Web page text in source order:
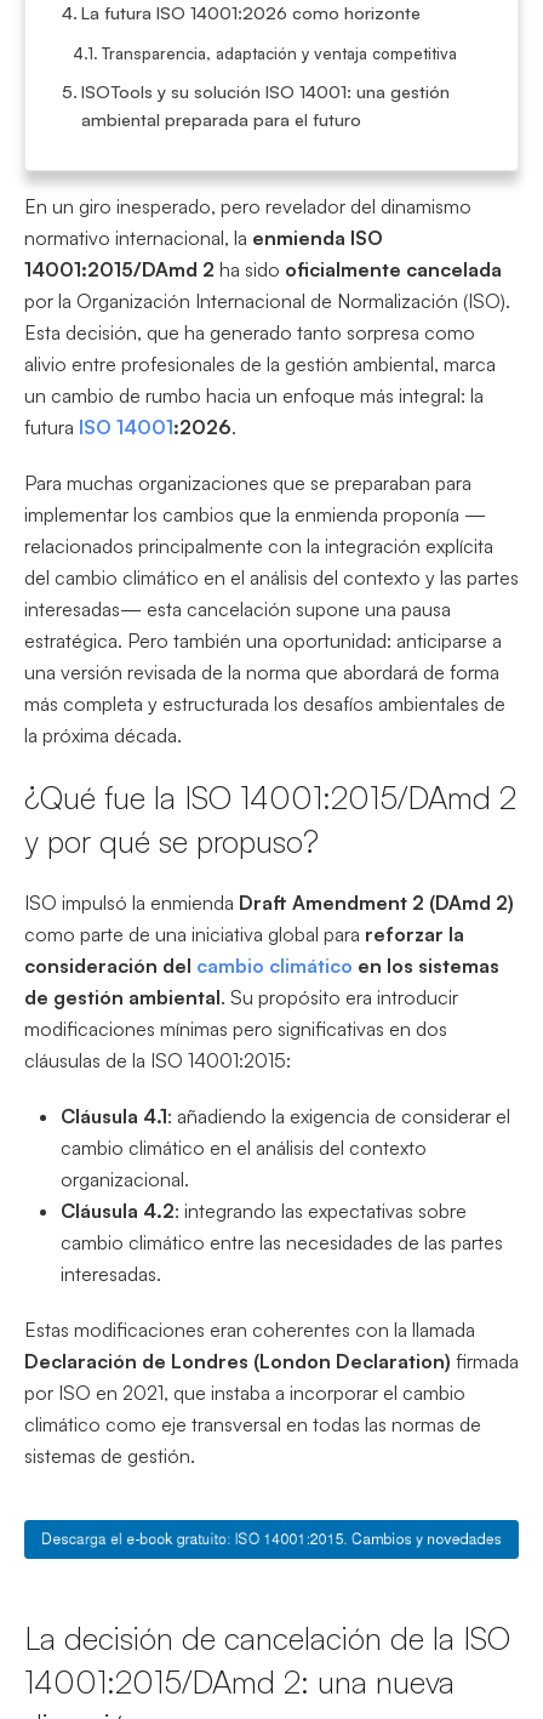
La futura ISO 14001:2026 como horizonte
Transparencia, adaptación y ventaja competitiva
ISOTools y su solución ISO 14001: una gestión
ambiental preparada para el futuro
En un giro inesperado, pero revelador del dinamismo
normativo internacional, la enmienda ISO
14001:2015/DAmd 2 ha sido oficialmente cancelada
por la Organización Internacional de Normalización (ISO).
Esta decisión, que ha generado tanto sorpresa como
alivio entre profesionales de la gestión ambiental, marca
un cambio de rumbo hacia un enfoque más integral: la
futura ISO 14001:2026.
Para muchas organizaciones que se preparaban para
implementar los cambios que la enmienda proponía —
relacionados principalmente con la integración explícita
del cambio climático en el análisis del contexto y las partes
interesadas— esta cancelación supone una pausa
estratégica. Pero también una oportunidad: anticiparse a
una versión revisada de la norma que abordará de forma
más completa y estructurada los desafíos ambientales de
la próxima década.
¿Qué fue la ISO 14001:2015/DAmd 2
y por qué se propuso?
ISO impulsó la enmienda Draft Amendment 2 (DAmd 2)
como parte de una iniciativa global para reforzar la
consideración del cambio climático en los sistemas
de gestión ambiental. Su propósito era introducir
modificaciones mínimas pero significativas en dos
cláusulas de la ISO 14001:2015:
Cláusula 4.1: añadiendo la exigencia de considerar el
cambio climático en el análisis del contexto
organizacional.
Cláusula 4.2: integrando las expectativas sobre
cambio climático entre las necesidades de las partes
interesadas.
Estas modificaciones eran coherentes con la llamada
Declaración de Londres (London Declaration) firmada
por ISO en 2021, que instaba a incorporar el cambio
climático como eje transversal en todas las normas de
sistemas de gestión.
La decisión de cancelación de la ISO
14001:2015/DAmd 2: una nueva